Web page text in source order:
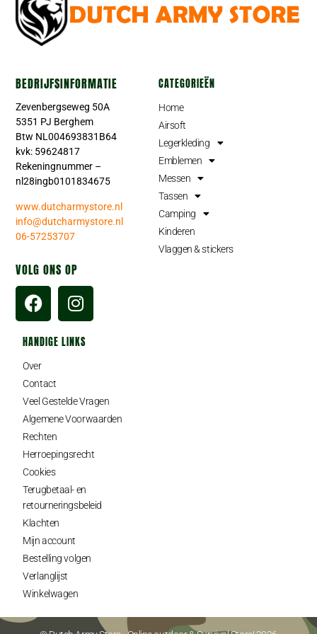
BEDRIJFSINFORMATIE
Zevenbergseweg 50A
5351 PJ Berghem
Btw NL004693831B64
kvk: 59624817
Rekeningnummer –
nl28ingb0101834675
www.dutcharmystore.nl
info@dutcharmystore.nl
06-57253707
VOLG ONS OP
CATEGORIEËN
Home
Airsoft
Legerkleding
Emblemen
Messen
Tassen
Camping
Kinderen
Vlaggen & stickers
HANDIGE LINKS
Over
Contact
Veel Gestelde Vragen
Algemene Voorwaarden
Rechten
Herroepingsrecht
Cookies
Terugbetaal- en
retourneringsbeleid
Klachten
Mijn account
Bestelling volgen
Verlanglijst
Winkelwagen